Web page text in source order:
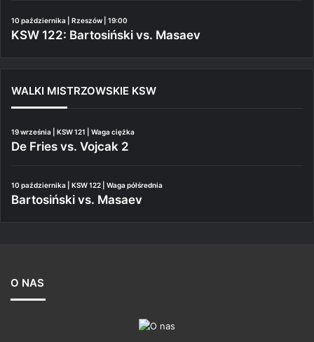
10 października | Rzeszów | 19:00
KSW 122: Bartosiński vs. Masaev
WALKI MISTRZOWSKIE KSW
19 września | KSW 121 | Waga ciężka
De Fries vs. Vojcak 2
10 października | KSW 122 | Waga półśrednia
Bartosiński vs. Masaev
O NAS